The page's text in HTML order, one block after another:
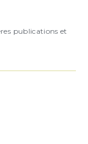
publications et